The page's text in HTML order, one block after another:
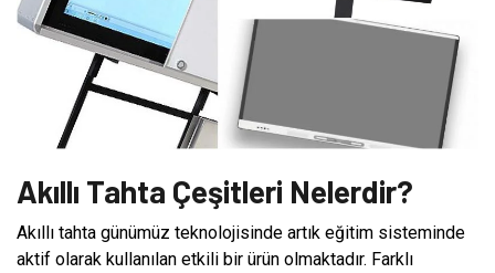
Akıllı Tahta Çeşitleri Nelerdir?
Akıllı tahta günümüz teknolojisinde artık eğitim sisteminde
aktif olarak kullanılan etkili bir ürün olmaktadır. Farklı